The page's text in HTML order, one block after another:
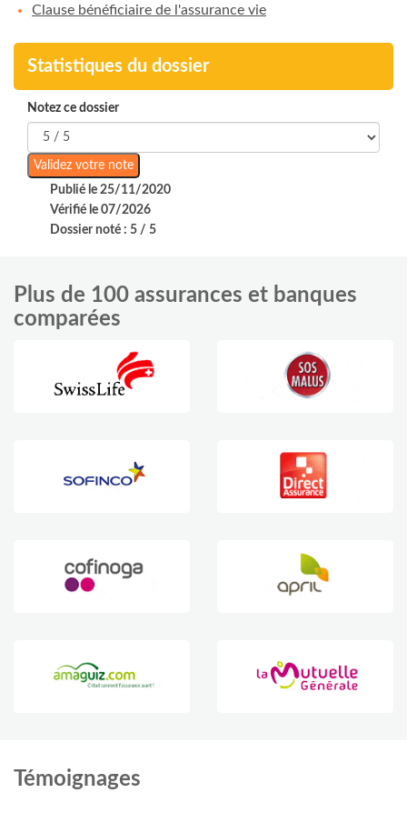
Clause bénéficiaire de l'assurance vie
Statistiques du dossier
Notez ce dossier
Publié le 25/11/2020
Vérifié le 07/2026
Dossier noté : 5 / 5
Plus de 100 assurances et banques
comparées
Témoignages